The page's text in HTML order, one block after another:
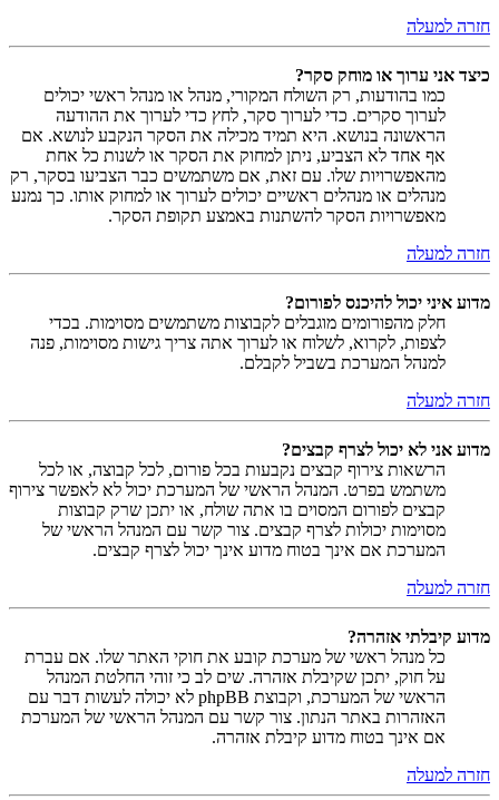
חזרה למעלה
כיצד אני ערוך או מוחק סקר?
כמו בהודעות, רק השולח המקורי, מנהל או מנהל ראשי יכולים
לערוך סקרים. כדי לערוך סקר, לחץ כדי לערוך את ההודעה
הראשונה בנושא. היא תמיד מכילה את הסקר הנקבע לנושא. אם
אף אחד לא הצביע, ניתן למחוק את הסקר או לשנות כל אחת
מהאפשרויות שלו. עם זאת, אם משתמשים כבר הצביעו בסקר, רק
מנהלים או מנהלים ראשיים יכולים לערוך או למחוק אותו. כך נמנע
מאפשרויות הסקר להשתנות באמצע תקופת הסקר.
חזרה למעלה
מדוע איני יכול להיכנס לפורום?
חלק מהפורומים מוגבלים לקבוצות משתמשים מסוימות. בכדי
לצפות, לקרוא, לשלוח או לערוך אתה צריך גישות מסוימות, פנה
למנהל המערכת בשביל לקבלם.
חזרה למעלה
מדוע אני לא יכול לצרף קבצים?
הרשאות צירוף קבצים נקבעות בכל פורום, לכל קבוצה, או לכל
משתמש בפרט. המנהל הראשי של המערכת יכול לא לאפשר צירוף
קבצים לפורום המסוים בו אתה שולח, או יתכן שרק קבוצות
מסוימות יכולות לצרף קבצים. צור קשר עם המנהל הראשי של
המערכת אם אינך בטוח מדוע אינך יכול לצרף קבצים.
חזרה למעלה
מדוע קיבלתי אזהרה?
כל מנהל ראשי של מערכת קובע את חוקי האתר שלו. אם עברת
על חוק, יתכן שקיבלת אזהרה. שים לב כי זוהי החלטת המנהל
הראשי של המערכת, וקבוצת phpBB לא יכולה לעשות דבר עם
האזהרות באתר הנתון. צור קשר עם המנהל הראשי של המערכת
אם אינך בטוח מדוע קיבלת אזהרה.
חזרה למעלה